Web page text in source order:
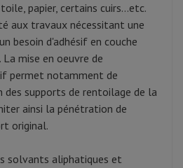
papier, certains cuirs...etc.
aux travaux nécessitant une
besoin d'adhésif en couche
mise en oeuvre de
permet notamment de
des supports de rentoilage de la
ainsi la pénétration de
original.
solvants aliphatiques et